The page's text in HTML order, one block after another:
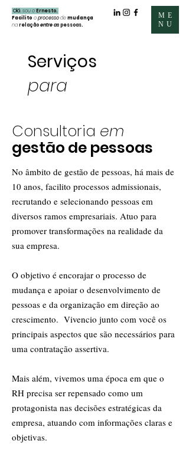
ME
NU
Olá,sou oErnesto.
Facilito oprocessodemudança
narelaçãoentre aspessoas.
Serviços
para
Consultoria em
gestão de pessoas
No âmbito de gestão de pessoas, há mais de
10 anos, facilito processos admissionais,
recrutando e selecionando pessoas em
diversos ramos empresariais. Atuo para
promover transformações na realidade da
sua empresa.
O objetivo é encorajar o processo de
mudança e apoiar o desenvolvimento de
pessoas e da organização em direção ao
crescimento. Vivencio junto com você os
principais aspectos que são necessários para
uma contratação assertiva.
Mais além, vivemos uma época em que o
RH precisa ser repensado como um
protagonista nas decisões estratégicas da
empresa, atuando com informações claras e
objetivas.